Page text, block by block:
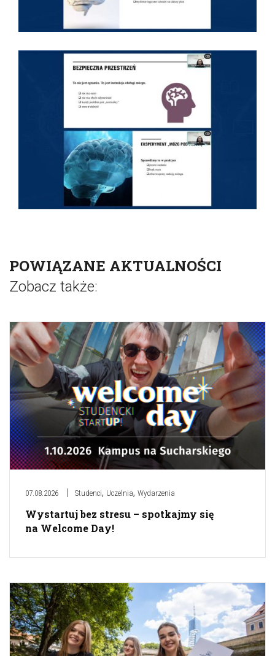
POWIĄZANE AKTUALNOŚCI
Zobacz także:
07.08.2026 Studenci, Uczelnia, Wydarzenia
Wystartuj bez stresu – spotkajmy się
na Welcome Day!